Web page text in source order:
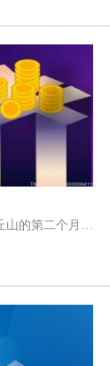
来丘山的第一个月，练剑。丘山的第二个月，练剑。第三个月，练剑。四月